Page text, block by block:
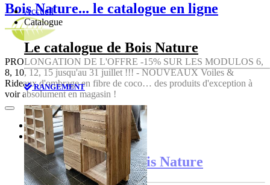
Bois Nature... le catalogue en ligne
PROLONGATION DE L'OFFRE -15% SUR LES MODULOS 6,
8, 10, 12, 15 jusqu'au 31 juillet !!! - NOUVEAUX Voiles &
Rideaux d'ombrage en fibre de coco… des produits d'exception à
voir absolument en magasin !
Accueil
Catalogue
Le catalogue de Bois Nature
RANGEMENT
Accueil
Catalogue
Le catalogue de Bois Nature